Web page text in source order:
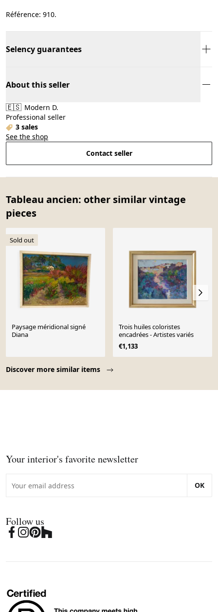
Référence: 910.
Selency guarantees
About this seller
🇪🇸 Modern D.
Professional seller
3 sales
See the shop
Contact seller
Tableau ancien: other similar vintage
pieces
Discover more similar items
Sold out
Paysage méridional signé
Diana
Trois huiles coloristes
encadrées - Artistes variés
€1,133
Your interior's favorite newsletter
OK
Follow us